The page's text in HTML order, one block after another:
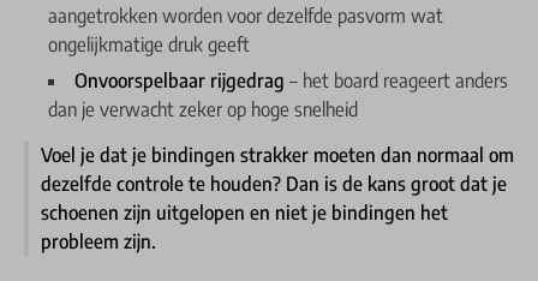
aangetrokken worden voor dezelfde pasvorm wat
ongelijkmatige druk geeft
Onvoorspelbaar rijgedrag – het board reageert anders
dan je verwacht zeker op hoge snelheid
Voel je dat je bindingen strakker moeten dan normaal om
dezelfde controle te houden? Dan is de kans groot dat je
schoenen zijn uitgelopen en niet je bindingen het
probleem zijn.